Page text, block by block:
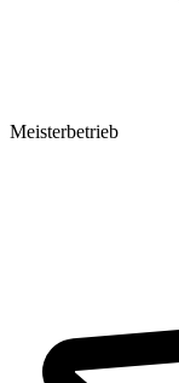
Meisterbetrieb